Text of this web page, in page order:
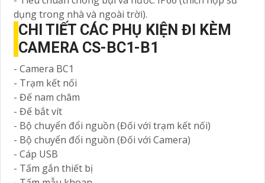
dụng trong nhà và ngoài trời).
CHI TIẾT CÁC PHỤ KIỆN ĐI KÈM
CAMERA CS-BC1-B1
- Camera BC1
- Trạm kết nối
- Đế nam châm
- Đế bắt vít
- Bộ chuyển đổi nguồn (Đối với trạm kết nối)
- Bộ chuyển đổi nguồn (Đối với Camera)
- Cáp USB
- Tấm gắn thiết bị